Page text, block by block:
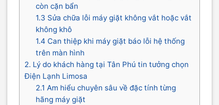
còn cặn bẩn
1.3 Sửa chữa lỗi máy giặt không vắt hoặc vắt
không khô
1.4 Can thiệp khi máy giặt báo lỗi hệ thống
trên màn hình
2. Lý do khách hàng tại Tân Phú tin tưởng chọn
Điện Lạnh Limosa
2.1 Am hiểu chuyên sâu về đặc tính từng
hãng máy giặt